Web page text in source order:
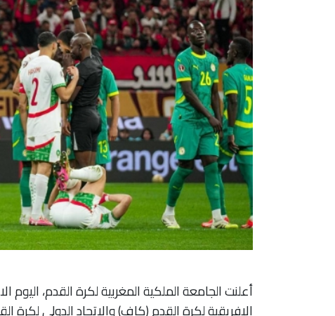
أعلنت الجامعة الملكية المغربية لكرة القدم، اليوم
الإفريقية لكرة القدم (كاف) والاتحاد الدولي